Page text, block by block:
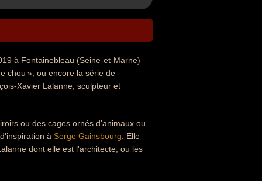
à Fontainebleau (Seine-et-Marne)
chou », ou encore la série de
Xavier Lalanne, sculpteur et
ou des cages ornés d'animaux ou
à Serge Gainsbourg . Elle
dont elle est l'architecte, ou les